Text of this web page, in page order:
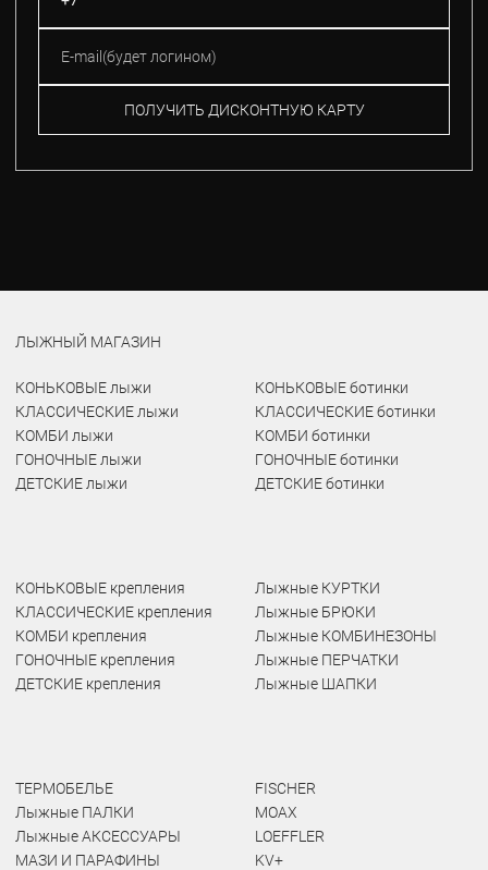
ПОЛУЧИТЬ ДИСКОНТНУЮ КАРТУ
ЛЫЖНЫЙ МАГАЗИН
КОНЬКОВЫЕ лыжи
КЛАССИЧЕСКИЕ лыжи
КОМБИ лыжи
ГОНОЧНЫЕ лыжи
ДЕТСКИЕ лыжи
КОНЬКОВЫЕ ботинки
КЛАССИЧЕСКИЕ ботинки
КОМБИ ботинки
ГОНОЧНЫЕ ботинки
ДЕТСКИЕ ботинки
КОНЬКОВЫЕ крепления
КЛАССИЧЕСКИЕ крепления
КОМБИ крепления
ГОНОЧНЫЕ крепления
ДЕТСКИЕ крепления
Лыжные КУРТКИ
Лыжные БРЮКИ
Лыжные КОМБИНЕЗОНЫ
Лыжные ПЕРЧАТКИ
Лыжные ШАПКИ
ТЕРМОБЕЛЬЕ
Лыжные ПАЛКИ
Лыжные АКСЕССУАРЫ
МАЗИ И ПАРАФИНЫ
FISCHER
MOAX
LOEFFLER
KV+